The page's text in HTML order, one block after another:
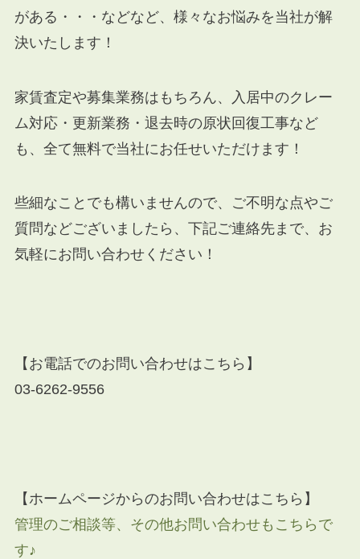
がある・・・などなど、様々なお悩みを当社が解
決いたします！
家賃査定や募集業務はもちろん、入居中のクレー
ム対応・更新業務・退去時の原状回復工事など
も、全て無料で当社にお任せいただけます！
些細なことでも構いませんので、ご不明な点やご
質問などございましたら、下記ご連絡先まで、お
気軽にお問い合わせください！
【お電話でのお問い合わせはこちら】
03-6262-9556
【ホームページからのお問い合わせはこちら】
管理のご相談等、その他お問い合わせもこちらで
す♪